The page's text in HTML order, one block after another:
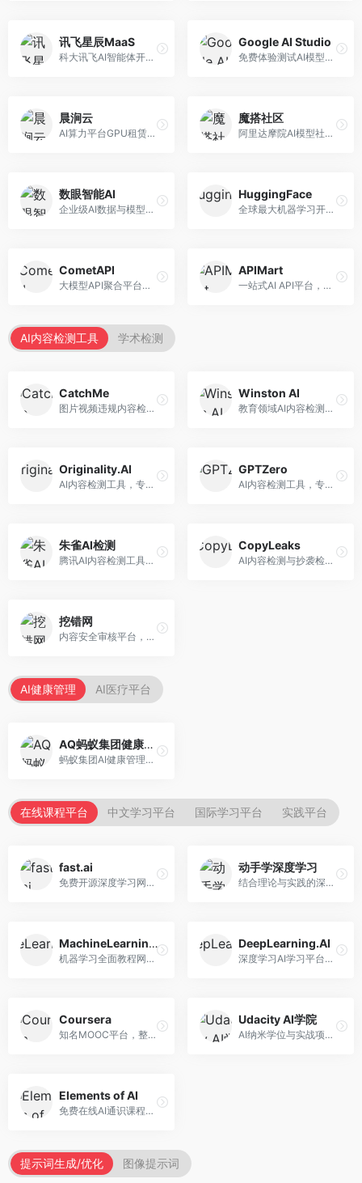
讯飞星辰MaaS
科大讯飞AI智能体开发平台，专注于企业级模型服务。面向企业用户，提供模型调用、智能体创建、行业解决方案等服务，中文能力突出。
Google AI Studio
免费体验测试AI模型的平台，深度整合Google生态。面向开发者和研究者，提供Gemini模型体验、API密钥管理、提示词测试等服务，免费使用。
晨涧云
AI算力平台GPU租赁服务，专注于弹性算力。面向开发者和研究者，提供GPU租赁、弹性调度、成本优化等服务，算力灵活。
魔搭社区
阿里达摩院AI模型社区，专注于中文AI生态。面向中文开发者，提供开源模型、数据集、开发工具等资源，中文模型丰富。
数眼智能AI
企业级AI数据与模型服务平台，专注于数据驱动AI。面向企业用户，提供数据管理、模型训练、部署服务等，数据治理能力强。
HuggingFace
全球最大机器学习开源社区，整合模型库与开发工具。面向AI研究者和开发者，提供开源模型、数据集、开发工具等资源，开源生态最完善。
CometAPI
大模型API聚合平台，整合多种AI模型服务。面向开发者，提供统一接口、模型切换、监控分析等服务，API管理便捷。
APIMart
一站式AI API平台，整合多种AI服务。面向开发者，提供模型API、图像处理、语音识别等服务，API种类丰富。
AI内容检测工具 学术检测
CatchMe
图片视频违规内容检测平台，专注于视觉内容安全。面向内容平台，提供图片审核、视频审核、直播监控等服务，视觉检测专业。
Winston AI
教育领域AI内容检测平台，专注于学术诚信。面向教育机构，提供AI内容检测、抄袭检测、报告生成等服务，教育适配性强。
Originality.AI
AI内容检测工具，专注于内容原创性验证。面向内容创作者和出版商，提供AI检测、抄袭检测、批量分析等服务，检测精度高。
GPTZero
AI内容检测工具，专注于AI生成文本识别。面向教育工作者和出版商，提供文本检测、批量分析、API接口等服务，检测准确率高。
朱雀AI检测
腾讯AI内容检测工具，专注于中文内容识别。面向中文用户，提供AI内容检测、文本分析、报告生成等服务，中文检测专业。
CopyLeaks
AI内容检测与抄袭检测平台，专注于内容原创性验证。面向教育机构和出版商，提供AI检测、抄袭检测、多语言支持等服务，检测全面。
挖错网
内容安全审核平台，专注于违规内容检测。面向企业和平台，提供内容审核、敏感词检测、风险预警等服务，安全审核专业。
AI健康管理 AI医疗平台
AQ蚂蚁集团健康管家
蚂蚁集团AI健康管理服务，专注于个人健康监测。面向个人用户，提供健康评估、慢病管理、健康建议等服务，健康管理便捷。
在线课程平台 中文学习平台 国际学习平台 实践平台
fast.ai
免费开源深度学习网站，专注于实用AI教学。面向开发者，提供免费深度学习课程、实战项目、代码库等资源，学习门槛低。
动手学深度学习
结合理论与实践的深度学习教材，专注于代码驱动学习。面向学生和开发者，提供深度学习理论、代码实现、练习题等资源，学习体验好。
MachineLearningMastery
机器学习全面教程网站，专注于实用技能教学。面向开发者，提供机器学习算法、Python实现、项目实战等教程，实用性强。
DeepLearning.AI
深度学习AI学习平台，由吴恩达创立。面向AI学习者，提供深度学习专项课程、AI新闻、技术社区等资源，课程质量权威。
Coursera
知名MOOC平台，整合全球顶尖大学课程资源。面向学习者，提供AI、机器学习、深度学习等课程，证书认可度高，课程质量专业。
Udacity AI学院
AI纳米学位与实战项目平台，专注于职业导向学习。面向AI从业者，提供机器学习、深度学习、计算机视觉等纳米学位，项目实战性强。
Elements of AI
免费在线AI通识课程，专注于AI基础知识普及。面向普通大众，提供AI概念、原理、应用等入门知识，语言通俗易懂。
提示词生成/优化 图像提示词